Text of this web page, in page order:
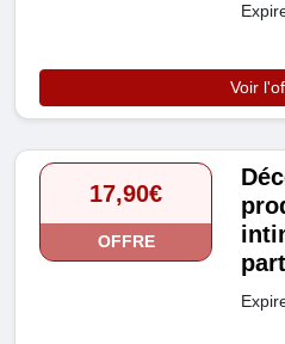
Voir
17,90€
OFFRE